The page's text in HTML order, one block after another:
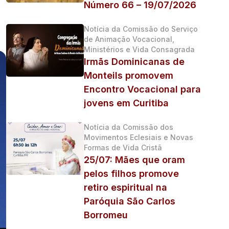
Número 66 – 19/07/2026
Notícia da Comissão do Serviço
de Animação Vocacional,
Ministérios e Vida Consagrada
Irmãs Dominicanas de
Monteils promovem
Encontro Vocacional para
jovens em Curitiba
Notícia da Comissão dos
Movimentos Eclesiais e Novas
Formas de Vida Cristã
25/07: Mães que oram
pelos filhos promove
retiro espiritual na
Paróquia São Carlos
Borromeu